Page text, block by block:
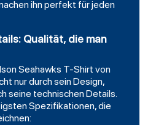
ihn perfekt für jeden
Qualität, die man
Seahawks T-Shirt von
nur durch sein Design,
seine technischen Details.
Spezifikationen, die